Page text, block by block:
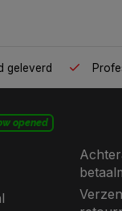
geleverd
opened